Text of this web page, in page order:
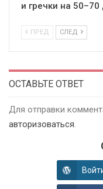
и гречки на 50–70
ПРЕД СЛЕД
ОСТАВЬТЕ ОТВЕТ
Для отправки
авторизоваться.